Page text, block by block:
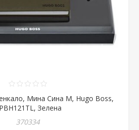
Мина Сина М, Hugo Boss,
Зелена
370334